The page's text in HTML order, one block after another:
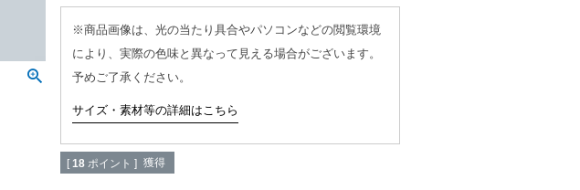
※商品画像は、光の当たり具合やパソコンなどの閲覧環境
により、実際の色味と異なって見える場合がございます。
予めご了承ください。
サイズ・素材等の詳細はこちら
[ 18 ポイント ] 獲得